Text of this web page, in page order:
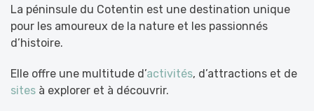
La péninsule du Cotentin est une destination unique
pour les amoureux de la nature et les passionnés
d’histoire.
Elle offre une multitude d’activités, d’attractions et de
sites à explorer et à découvrir.